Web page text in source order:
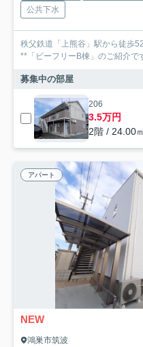
公共下水
秩父鉄道「上熊谷」駅から徒歩
**「ビーフリーB棟」のご紹介で
募集中の部屋
206
3.5万円
2階 / 24.00
アパート
NEW
鴻巣市筑波